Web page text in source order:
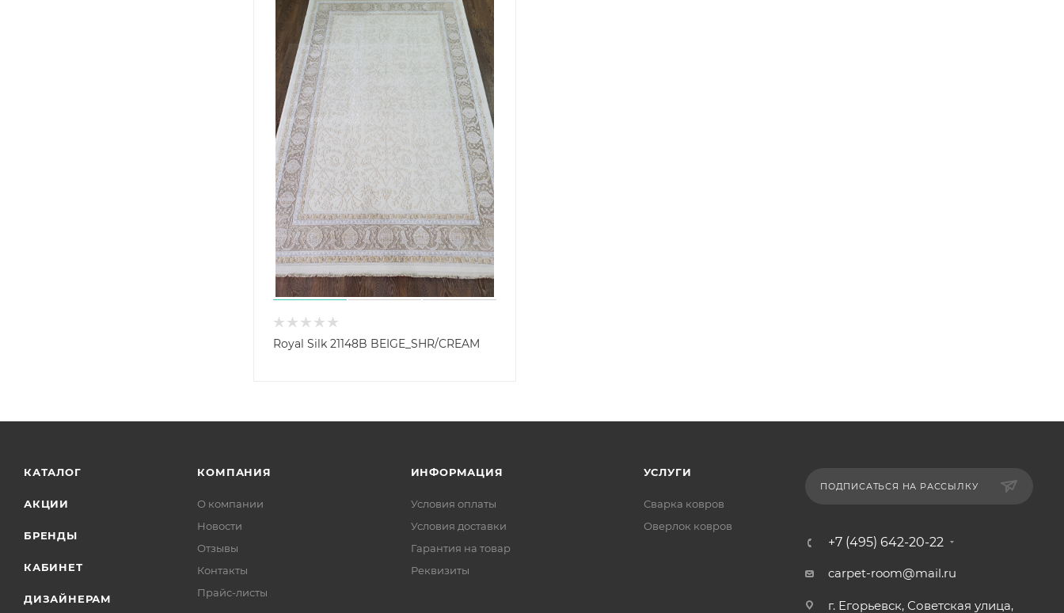
Royal Silk 21148B BEIGE_SHR/CREAM
КАТАЛОГ
АКЦИИ
БРЕНДЫ
КАБИНЕТ
ДИЗАЙНЕРАМ
КОМПАНИЯ
О компании
Новости
Отзывы
Контакты
Прайс-листы
ИНФОРМАЦИЯ
Условия оплаты
Условия доставки
Гарантия на товар
Реквизиты
УСЛУГИ
Сварка ковров
Оверлок ковров
ПОДПИСАТЬСЯ НА РАССЫЛКУ
+7 (495) 642-20-22
carpet-room@mail.ru
г. Егорьевск, Советская улица,